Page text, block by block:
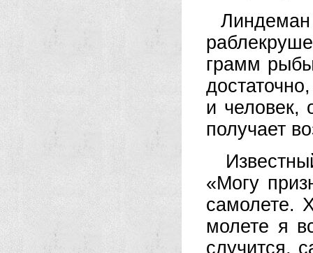
грамм
и че­ло­век,
по­лу­ча­ет
«Мо­гу
са­мо­ле­те.
мо­ле­те я
слу­чит­ся,